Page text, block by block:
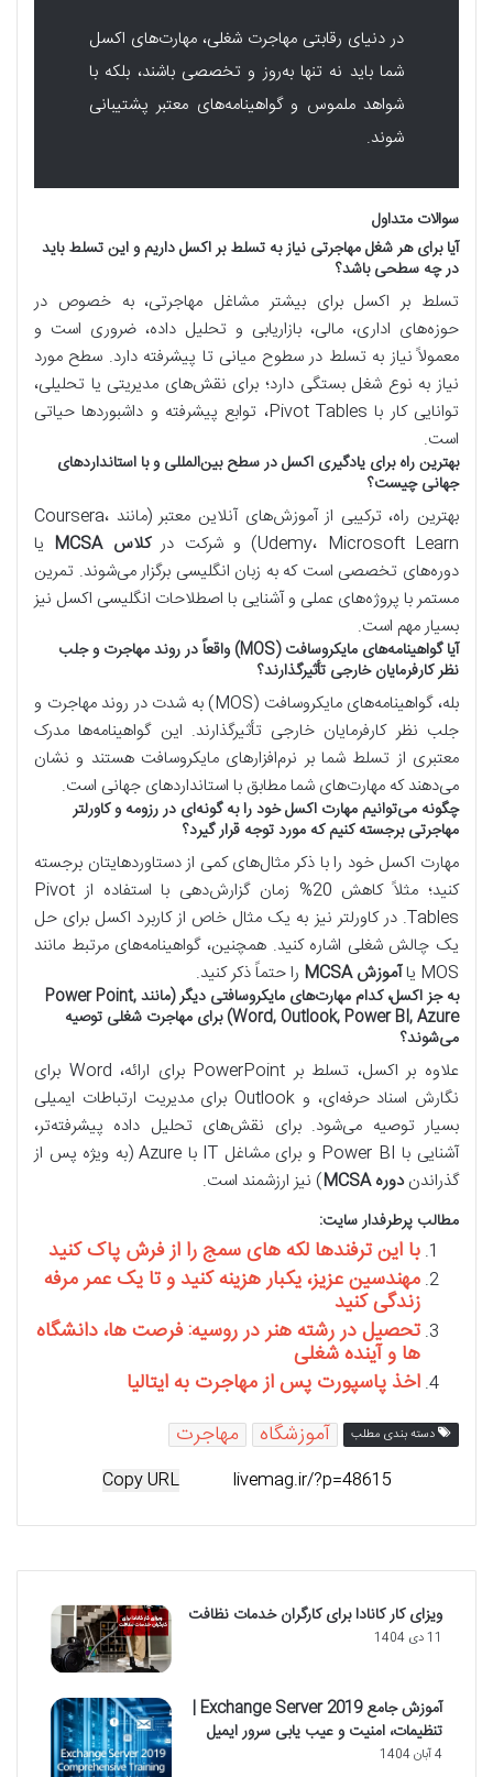
در دنیای رقابتی مهاجرت شغلی، مهارت‌های اکسل
شما باید نه تنها به‌روز و تخصصی باشند، بلکه با
شواهد ملموس و گواهینامه‌های معتبر پشتیبانی
شوند.
سوالات متداول
آیا برای هر شغل مهاجرتی نیاز به تسلط بر اکسل داریم و این تسلط باید
در چه سطحی باشد؟
تسلط بر اکسل برای بیشتر مشاغل مهاجرتی، به خصوص در
حوزه‌های اداری، مالی، بازاریابی و تحلیل داده، ضروری است و
معمولاً نیاز به تسلط در سطوح میانی تا پیشرفته دارد. سطح مورد
نیاز به نوع شغل بستگی دارد؛ برای نقش‌های مدیریتی یا تحلیلی،
توانایی کار با Pivot Tables، توابع پیشرفته و داشبوردها حیاتی
است.
بهترین راه برای یادگیری اکسل در سطح بین‌المللی و با استانداردهای
جهانی چیست؟
بهترین راه، ترکیبی از آموزش‌های آنلاین معتبر (مانند Coursera،
Udemy، Microsoft Learn) و شرکت در
کلاس MCSA
یا
دوره‌های تخصصی است که به زبان انگلیسی برگزار می‌شوند. تمرین
مستمر با پروژه‌های عملی و آشنایی با اصطلاحات انگلیسی اکسل نیز
بسیار مهم است.
آیا گواهینامه‌های مایکروسافت (MOS) واقعاً در روند مهاجرت و جلب
نظر کارفرمایان خارجی تأثیرگذارند؟
بله، گواهینامه‌های مایکروسافت (MOS) به شدت در روند مهاجرت و
جلب نظر کارفرمایان خارجی تأثیرگذارند. این گواهینامه‌ها مدرک
معتبری از تسلط شما بر نرم‌افزارهای مایکروسافت هستند و نشان
می‌دهند که مهارت‌های شما مطابق با استانداردهای جهانی است.
چگونه می‌توانیم مهارت اکسل خود را به گونه‌ای در رزومه و کاورلتر
مهاجرتی برجسته کنیم که مورد توجه قرار گیرد؟
مهارت اکسل خود را با ذکر مثال‌های کمی از دستاوردهایتان برجسته
کنید؛ مثلاً کاهش 20% زمان گزارش‌دهی با استفاده از Pivot
Tables. در کاورلتر نیز به یک مثال خاص از کاربرد اکسل برای حل
یک چالش شغلی اشاره کنید. همچنین، گواهینامه‌های مرتبط مانند
MOS یا
آموزش MCSA را حتماً ذکر کنید.
به جز اکسل، کدام مهارت‌های مایکروسافتی دیگر (مانند Power Point,
Word, Outlook, Power BI, Azure) برای مهاجرت شغلی توصیه
می‌شوند؟
علاوه بر اکسل، تسلط بر PowerPoint برای ارائه، Word برای
نگارش اسناد حرفه‌ای، و Outlook برای مدیریت ارتباطات ایمیلی
بسیار توصیه می‌شود. برای نقش‌های تحلیل داده پیشرفته‌تر،
آشنایی با Power BI و برای مشاغل IT با Azure (به ویژه پس از
گذراندن دوره MCSA ) نیز ارزشمند است.
مطالب پرطرفدار سایت:
با این ترفندها لکه های سمج را از فرش پاک کنید
مهندسین عزیز، یکبار هزینه کنید و تا یک عمر مرفه
زندگی کنید
تحصیل در رشته هنر در روسیه: فرصت ها، دانشگاه
ها و آینده شغلی
اخذ پاسپورت پس از مهاجرت به ایتالیا
دسته بندی مطلب آموزشگاه مهاجرت
Copy URL
ویزای کار کانادا برای کارگران خدمات نظافت
11 دی 1404
آموزش جامع Exchange Server 2019 |
تنظیمات، امنیت و عیب یابی سرور ایمیل
4 آبان 1404